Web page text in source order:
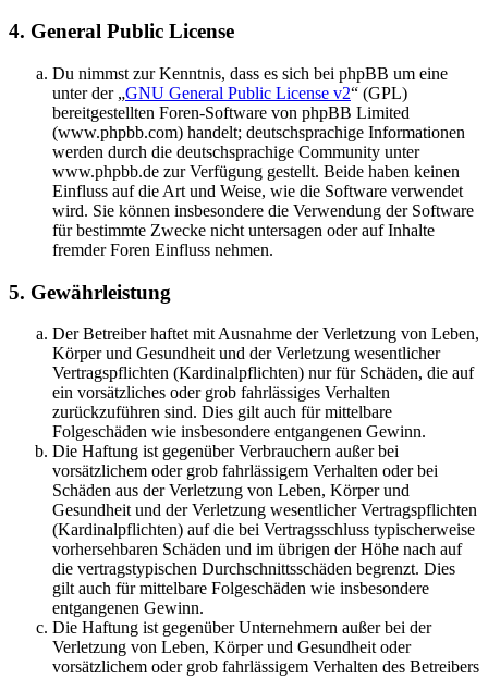
4. General Public License
Du nimmst zur Kenntnis, dass es sich bei phpBB um eine
unter der „GNU General Public License v2“ (GPL)
bereitgestellten Foren-Software von phpBB Limited
(www.phpbb.com) handelt; deutschsprachige Informationen
werden durch die deutschsprachige Community unter
www.phpbb.de zur Verfügung gestellt. Beide haben keinen
Einfluss auf die Art und Weise, wie die Software verwendet
wird. Sie können insbesondere die Verwendung der Software
für bestimmte Zwecke nicht untersagen oder auf Inhalte
fremder Foren Einfluss nehmen.
5. Gewährleistung
Der Betreiber haftet mit Ausnahme der Verletzung von Leben,
Körper und Gesundheit und der Verletzung wesentlicher
Vertragspflichten (Kardinalpflichten) nur für Schäden, die auf
ein vorsätzliches oder grob fahrlässiges Verhalten
zurückzuführen sind. Dies gilt auch für mittelbare
Folgeschäden wie insbesondere entgangenen Gewinn.
Die Haftung ist gegenüber Verbrauchern außer bei
vorsätzlichem oder grob fahrlässigem Verhalten oder bei
Schäden aus der Verletzung von Leben, Körper und
Gesundheit und der Verletzung wesentlicher Vertragspflichten
(Kardinalpflichten) auf die bei Vertragsschluss typischerweise
vorhersehbaren Schäden und im übrigen der Höhe nach auf
die vertragstypischen Durchschnittsschäden begrenzt. Dies
gilt auch für mittelbare Folgeschäden wie insbesondere
entgangenen Gewinn.
Die Haftung ist gegenüber Unternehmern außer bei der
Verletzung von Leben, Körper und Gesundheit oder
vorsätzlichem oder grob fahrlässigem Verhalten des Betreibers